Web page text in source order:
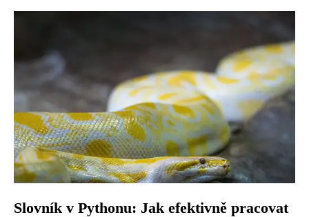
Slovník v Pythonu: Jak efektivně pracovat